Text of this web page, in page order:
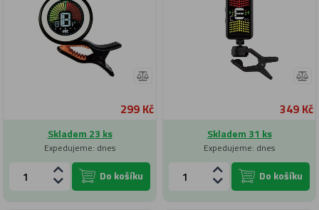
299 Kč
Skladem 23 ks
Expedujeme: dnes
Do košíku
349 Kč
Skladem 31 ks
Expedujeme: dnes
Do košíku